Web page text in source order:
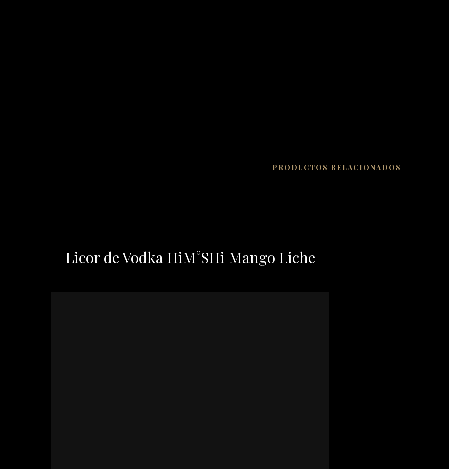
PRODUCTOS RELACIONADOS
Licor de Vodka HiM°SHi Mango Liche